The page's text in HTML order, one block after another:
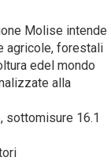
Molise intende
agricole, forestali
edel mondo
alla
sottomisure 16.1